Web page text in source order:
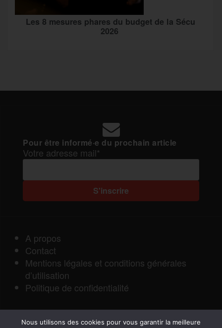
Les 8 mesures phares du budget de la Sécu
2026
Pour être informé·e du prochain article
Votre adresse mail*
A propos
Contact
Mentions légales et conditions générales
d’utilisation
Politique de confidentialité
Nous utilisons des cookies pour vous garantir la meilleure